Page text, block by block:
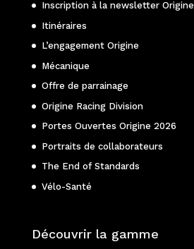
Inscription à la newsletter Origine
Itinéraires
L’engagement Origine
Mécanique
Offre de parrainage
Origine Racing Division
Portes Ouvertes Origine 2026
Portraits de collaborateurs
The End of Standards
Vélo-Santé
Découvrir la gamme